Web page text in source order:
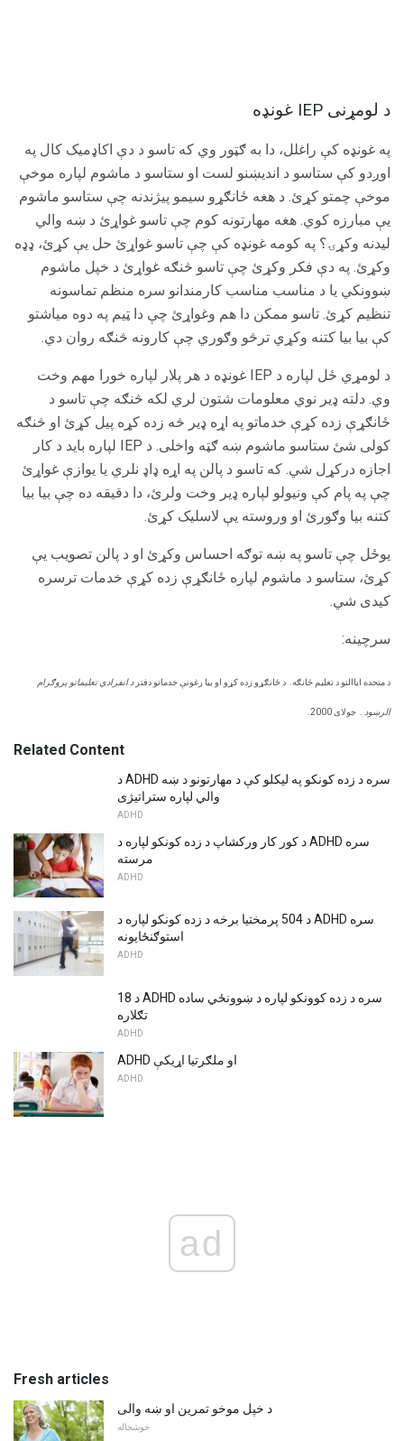
د لومړنی IEP غونډه
په غونډه کې راغلل، دا به ګټور وي که تاسو د دې اکاډمیک کال په
اوږدو کې ستاسو د اندیښنو لست او ستاسو د ماشوم لپاره موخې
موخې چمتو کړئ. د هغه ځانګړو سیمو پیژندنه چې ستاسو ماشوم
یې مبارزه کوي. هغه مهارتونه کوم چې تاسو غواړئ د ښه والي
لیدنه وکړۍ؟ په کومه غونډه کې چې تاسو غواړئ حل یې کړئ، ډډه
وکړئ. په دې فکر وکړئ چې تاسو څنګه غواړئ د خپل ماشوم
ښوونکي یا د مناسب مناسب کارمندانو سره منظم تماسونه
تنظیم کړئ. تاسو ممکن دا هم وغواړئ چې دا ټیم په دوه میاشتو
کې بیا بیا کتنه وکړي ترڅو وګوري چې کارونه څنګه روان دي.
د لومړي ځل لپاره د IEP غونډه د هر پلار لپاره خورا مهم وخت
وي. دلته ډیر نوي معلومات شتون لري لکه څنګه چې تاسو د
ځانګړې زده کړې خدماتو په اړه ډیر څه زده کړه پیل کړئ او څنګه
کولی شئ ستاسو ماشوم ښه ګټه واخلی. د IEP لپاره باید د کار
اجازه درکړل شي. که تاسو د پالن په اړه ډاډ نلري یا یوازې غواړئ
چې په پام کې ونیولو لپاره ډیر وخت ولرئ، دا دقیقه ده چې بیا بیا
کتنه بیا وګورئ او وروسته یې لاسلیک کړئ.
یوځل چې تاسو په ښه توګه احساس وکړئ او د پالن تصویب یې
کړئ، ستاسو د ماشوم لپاره ځانګړې زده کړې خدمات ترسره
کیدی شي.
سرچینه:
د متحده ایاالتو د تعلیم څانګه. د ځانګړو زده کړو او بیا رغونې خدماتو دفترد انفرادي تعلیماتو پروګرام
الرښود جولای 2000.
Related Content
د ADHD سره د زده کونکو په لیکلو کې د مهارتونو د ښه
والي لپاره ستراتیژی
ADHD
د کور کار ورکشاپ د زده کونکو لپاره د ADHD سره
مرسته
ADHD
د 504 پرمختیا برخه د زده کونکو لپاره د ADHD سره
استوګنځایونه
ADHD
18 د ADHD سره د زده کوونکو لپاره د ښوونځي ساده
تګلاره
ADHD
ADHD او ملګرتیا اړیکې
ADHD
ad
Fresh articles
د خپل موخو تمرین او ښه والی
خوشحاله